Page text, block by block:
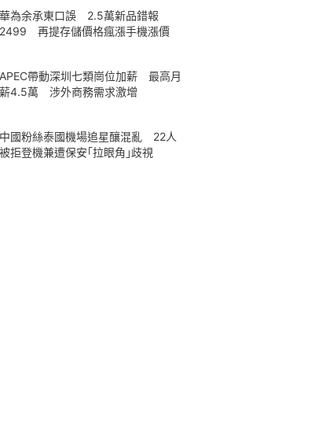
華為余承東口誤 2.5萬新品錯報
2499 再提存儲價格瘋漲手機漲價
APEC帶動深圳七類崗位加薪 最高月
薪4.5萬 涉外商務需求激增
中國粉絲泰國機場追星釀混亂 22人
被拒登機兼遭保安｢拉眼角｣歧視